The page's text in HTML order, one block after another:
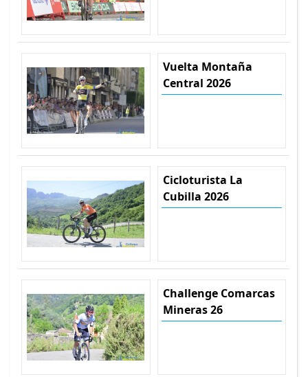
Vuelta Montaña
Central 2026
Cicloturista La
Cubilla 2026
Challenge Comarcas
Mineras 26